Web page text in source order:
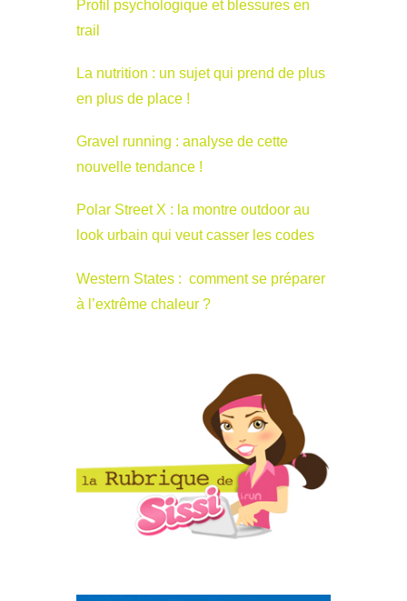
Profil psychologique et blessures en
trail
La nutrition : un sujet qui prend de plus
en plus de place !
Gravel running : analyse de cette
nouvelle tendance !
Polar Street X : la montre outdoor au
look urbain qui veut casser les codes
Western States : comment se préparer
à l’extrême chaleur ?